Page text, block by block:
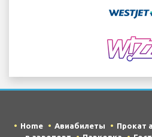
Home Авиабилеты Прокат